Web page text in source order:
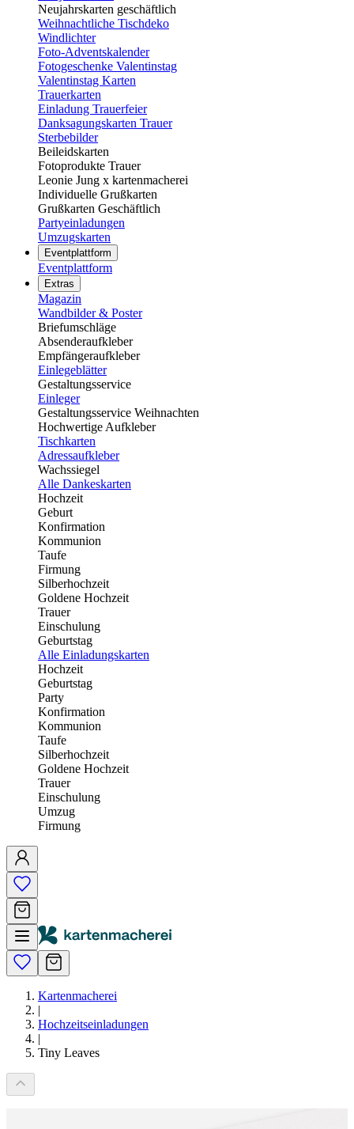
Neujahrskarten geschäftlich
Weihnachtliche Tischdeko
Windlichter
Foto-Adventskalender
Fotogeschenke Valentinstag
Valentinstag Karten
Trauerkarten
Einladung Trauerfeier
Danksagungskarten Trauer
Sterbebilder
Beileidskarten
Fotoprodukte Trauer
Leonie Jung x kartenmacherei
Individuelle Grußkarten
Grußkarten Geschäftlich
Partyeinladungen
Umzugskarten
Eventplattform
Eventplattform
Extras
Magazin
Wandbilder & Poster
Briefumschläge
Absenderaufkleber
Empfängeraufkleber
Einlegeblätter
Gestaltungsservice
Einleger
Gestaltungsservice Weihnachten
Hochwertige Aufkleber
Tischkarten
Adressaufkleber
Wachssiegel
Alle Dankeskarten
Hochzeit
Geburt
Konfirmation
Kommunion
Taufe
Firmung
Silberhochzeit
Goldene Hochzeit
Trauer
Einschulung
Geburtstag
Alle Einladungskarten
Hochzeit
Geburtstag
Party
Konfirmation
Kommunion
Taufe
Silberhochzeit
Goldene Hochzeit
Trauer
Einschulung
Umzug
Firmung
Kartenmacherei
|
Hochzeitseinladungen
|
Tiny Leaves